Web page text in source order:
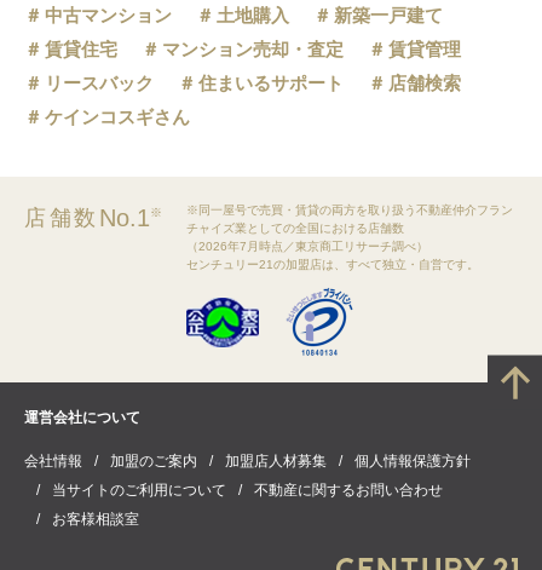
中古マンション
土地購入
新築一戸建て
賃貸住宅
マンション売却・査定
賃貸管理
リースバック
住まいるサポート
店舗検索
ケインコスギさん
店舗数 No.1※
※同一屋号で売買・賃貸の両方を取り扱う不動産仲介フラン
チャイズ業としての全国における店舗数
（2026年7月時点／東京商工リサーチ調べ）
センチュリー21の加盟店は、すべて独立・自営です。
運営会社について
会社情報 加盟のご案内 加盟店人材募集
個人情報保護方針
当サイトのご利用について
不動産に関するお問い合わせ
お客様相談室